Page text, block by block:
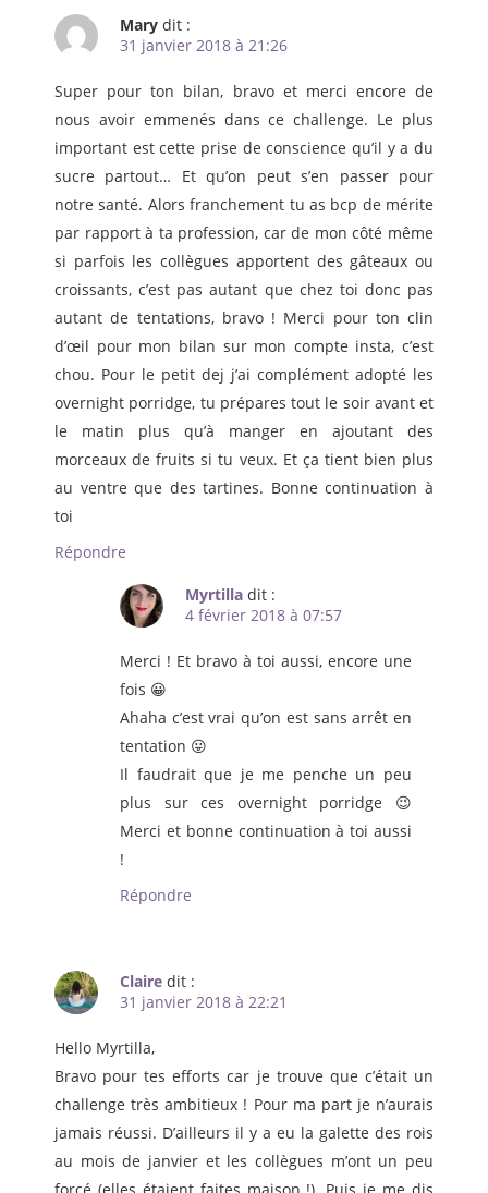
Mary dit :
31 janvier 2018 à 21:26
Super pour ton bilan, bravo et merci encore de
nous avoir emmenés dans ce challenge. Le plus
important est cette prise de conscience qu’il y a du
sucre partout… Et qu’on peut s’en passer pour
notre santé. Alors franchement tu as bcp de mérite
par rapport à ta profession, car de mon côté même
si parfois les collègues apportent des gâteaux ou
croissants, c’est pas autant que chez toi donc pas
autant de tentations, bravo ! Merci pour ton clin
d’œil pour mon bilan sur mon compte insta, c’est
chou. Pour le petit dej j’ai complément adopté les
overnight porridge, tu prépares tout le soir avant et
le matin plus qu’à manger en ajoutant des
morceaux de fruits si tu veux. Et ça tient bien plus
au ventre que des tartines. Bonne continuation à
toi
Répondre
Myrtilla dit :
4 février 2018 à 07:57
Merci ! Et bravo à toi aussi, encore une
fois 😀
Ahaha c’est vrai qu’on est sans arrêt en
tentation 😛
Il faudrait que je me penche un peu
plus sur ces overnight porridge 😉
Merci et bonne continuation à toi aussi
!
Répondre
Claire dit :
31 janvier 2018 à 22:21
Hello Myrtilla,
Bravo pour tes efforts car je trouve que c’était un
challenge très ambitieux ! Pour ma part je n’aurais
jamais réussi. D’ailleurs il y a eu la galette des rois
au mois de janvier et les collègues m’ont un peu